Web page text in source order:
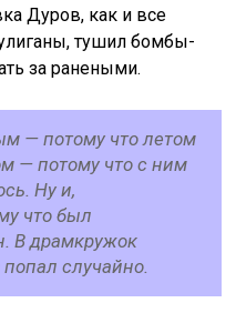
Дуров, как и все
тушил бомбы-
за ранеными.
— потому что летом
— потому что с ним
Ну и,
что был
В драмкружок
случайно.